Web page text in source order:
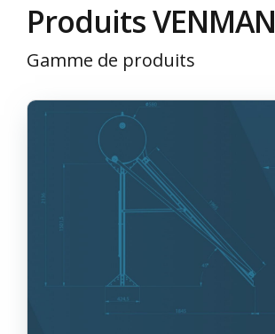
Produits VΕΝΜΑΝ
Gamme de produits